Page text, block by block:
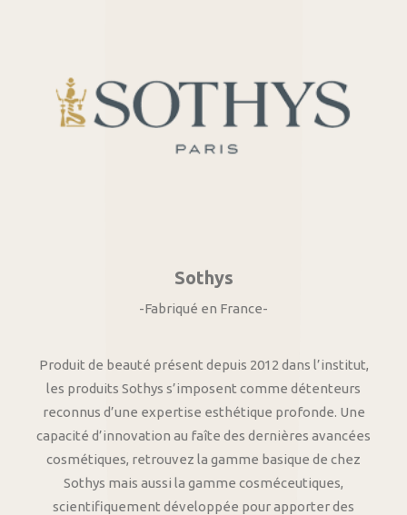
Sothys
-Fabriqué en France-
Produit de beauté présent depuis 2012 dans l’institut,
les produits Sothys s’imposent comme détenteurs
reconnus d’une expertise esthétique profonde. Une
capacité d’innovation au faîte des dernières avancées
cosmétiques, retrouvez la gamme basique de chez
Sothys mais aussi la gamme cosméceutiques,
scientifiquement développée pour apporter des